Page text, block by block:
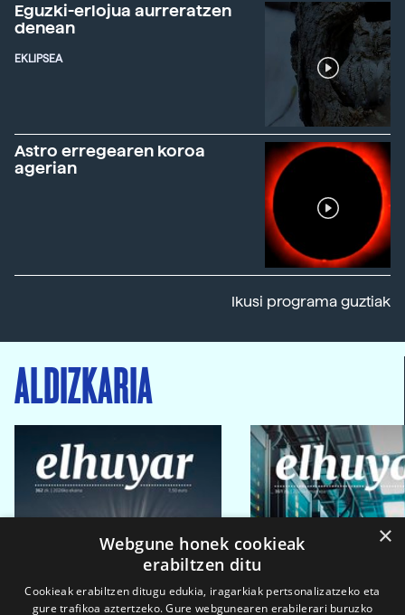
Eguzki-erlojua aurreratzen
denean
EKLIPSEA
Astro erregearen koroa
agerian
Ikusi programa guztiak
ALDIZKARIA
×
Webgune honek cookieak
erabiltzen ditu
Cookieak erabiltzen ditugu edukia, iragarkiak pertsonalizatzeko eta
gure trafikoa aztertzeko. Gure webgunearen erabilerari buruzko